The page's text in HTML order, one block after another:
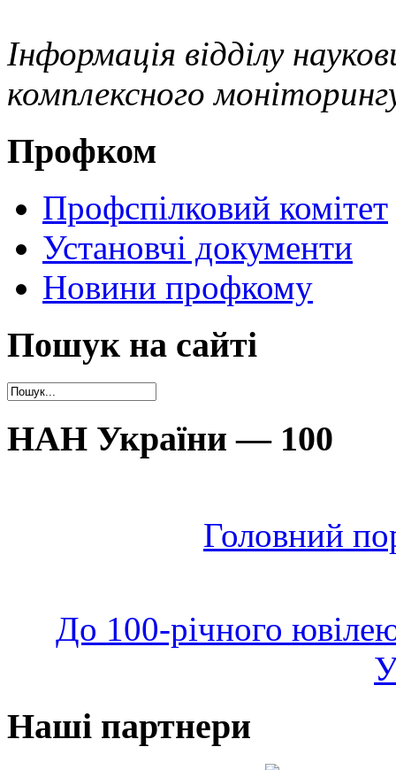
Інформація відділу
комплексного
Профком
Профспілковий комітет
Установчі документи
Новини профкому
Пошук на сайті
НАН України — 100
Головний
До 100-річного
Наші партнери